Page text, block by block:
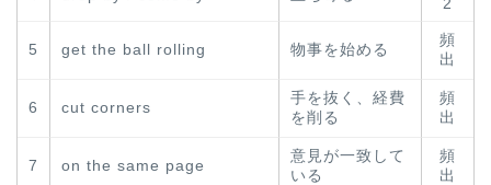
2
5 get the ball rolling 物事を始める
頻
出
6 cut corners
手を抜く、経費
を削る
頻
出
7 on the same page
意見が一致して
いる
頻
出